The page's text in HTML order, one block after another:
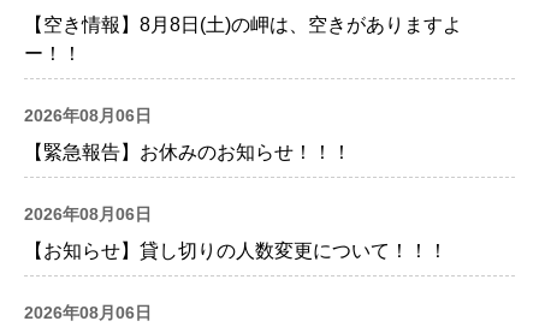
【空き情報】8月8日(土)の岬は、空きがありますよ
ー！！
2026年08月06日
【緊急報告】お休みのお知らせ！！！
2026年08月06日
【お知らせ】貸し切りの人数変更について！！！
2026年08月06日